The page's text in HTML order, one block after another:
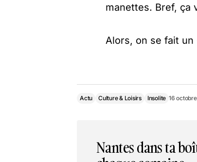
manettes. Bref, ça
Alors, on se fait un
Actu Culture & Loisirs Insolite 16
Nantes dans ta